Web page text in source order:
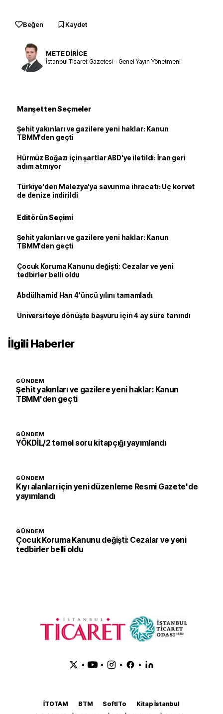
Beğen Kaydet
METE DİRİCE
İstanbul Ticaret Gazetesi – Genel Yayın Yönetmeni
Manşetten Seçmeler
Şehit yakınları ve gazilere yeni haklar: Kanun
TBMM'den geçti
Hürmüz Boğazı için şartlar ABD'ye iletildi: İran geri
adım atmıyor
Türkiye'den Malezya'ya savunma ihracatı: Üç korvet
de denize indirildi
Editörün Seçimi
Şehit yakınları ve gazilere yeni haklar: Kanun
TBMM'den geçti
Çocuk Koruma Kanunu değişti: Cezalar ve yeni
tedbirler belli oldu
Abdülhamid Han 4'üncü yılını tamamladı
Üniversiteye dönüşte başvuru için 4 ay süre tanındı
İlgili Haberler
GÜNDEM
Şehit yakınları ve gazilere yeni haklar: Kanun
TBMM'den geçti
GÜNDEM
YÖKDİL/2 temel soru kitapçığı yayımlandı
GÜNDEM
Kıyı alanları için yeni düzenleme Resmi Gazete'de
yayımlandı
GÜNDEM
Çocuk Koruma Kanunu değişti: Cezalar ve yeni
tedbirler belli oldu
• • • •
İTOTAM BTM SoftITo
Kitap İstanbul